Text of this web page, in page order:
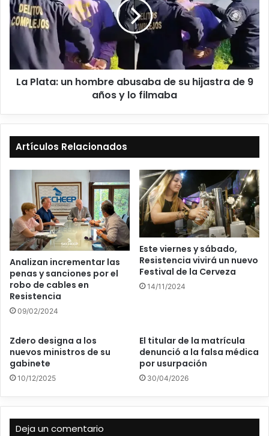
La Plata: un hombre abusaba de su hijastra de 9
años y lo filmaba
Artículos Relacionados
Analizan incrementar las
penas y sanciones por el
robo de cables en
Resistencia
09/02/2024
Este viernes y sábado,
Resistencia vivirá un nuevo
Festival de la Cerveza
14/11/2024
Zdero designa a los
nuevos ministros de su
gabinete
10/12/2025
El titular de la matrícula
denunció a la falsa médica
por usurpación
30/04/2026
Deja un comentario